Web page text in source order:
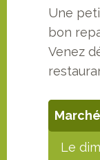
Une
bon
Venez
Marché
Le